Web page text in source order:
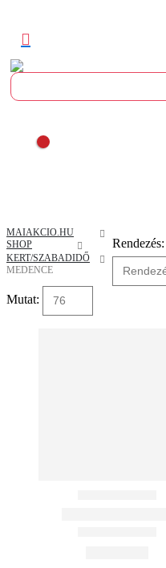
MAIAKCIO.HU
SHOP
KERT/SZABADIDŐ
MEDENCE
Rendezés:
Mutat: